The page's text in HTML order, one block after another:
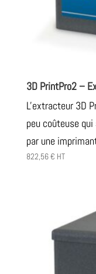
3D PrintPro2 –
L'extracteur 3D
peu coûteuse
par une
822,56€ HT